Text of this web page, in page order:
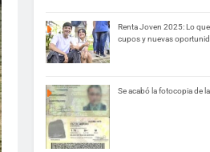
Renta Joven 2025: Lo
cupos y nuevas
Se acabó la fotocopia de